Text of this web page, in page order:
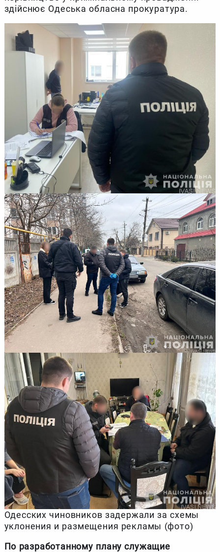
здійснює Одеська обласна прокуратура.
Одесских чиновников задержали за схемы
уклонения и размещения рекламы (фото)
По разработанному плану служащие